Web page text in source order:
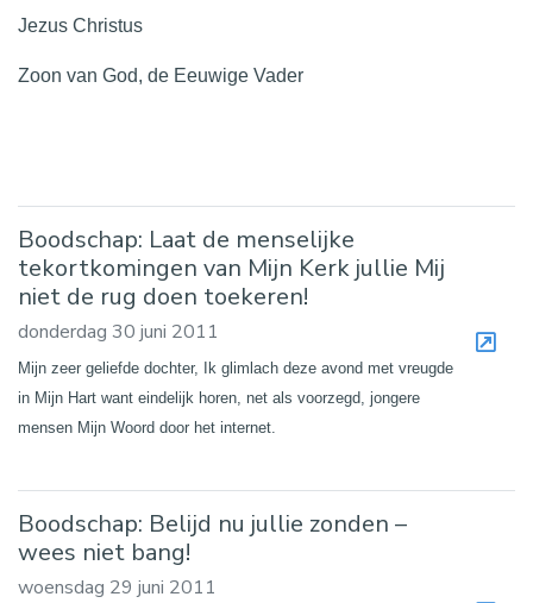
Jezus Christus
Zoon van God, de Eeuwige Vader
Boodschap: Laat de menselijke
tekortkomingen van Mijn Kerk jullie Mij
niet de rug doen toekeren!
donderdag 30 juni 2011
Mijn zeer geliefde dochter, Ik glimlach deze avond met vreugde
in Mijn Hart want eindelijk horen, net als voorzegd, jongere
mensen Mijn Woord door het internet.
Boodschap: Belijd nu jullie zonden –
wees niet bang!
woensdag 29 juni 2011